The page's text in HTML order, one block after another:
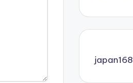
japan168